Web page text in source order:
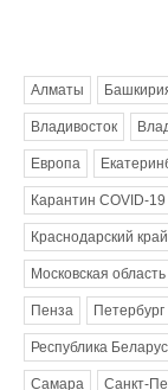
Алматы
Владивосток
Европа
Карантин COVID-19
Краснодарский край
Московская область
Пенза Петербург
Республика
Самара Санкт-